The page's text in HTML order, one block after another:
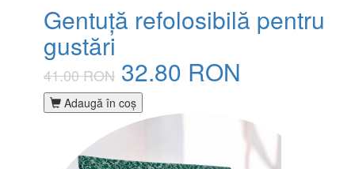
Gentuță refolosibilă pentru
gustări
41.00 RON 32.80 RON
Adaugă în coş